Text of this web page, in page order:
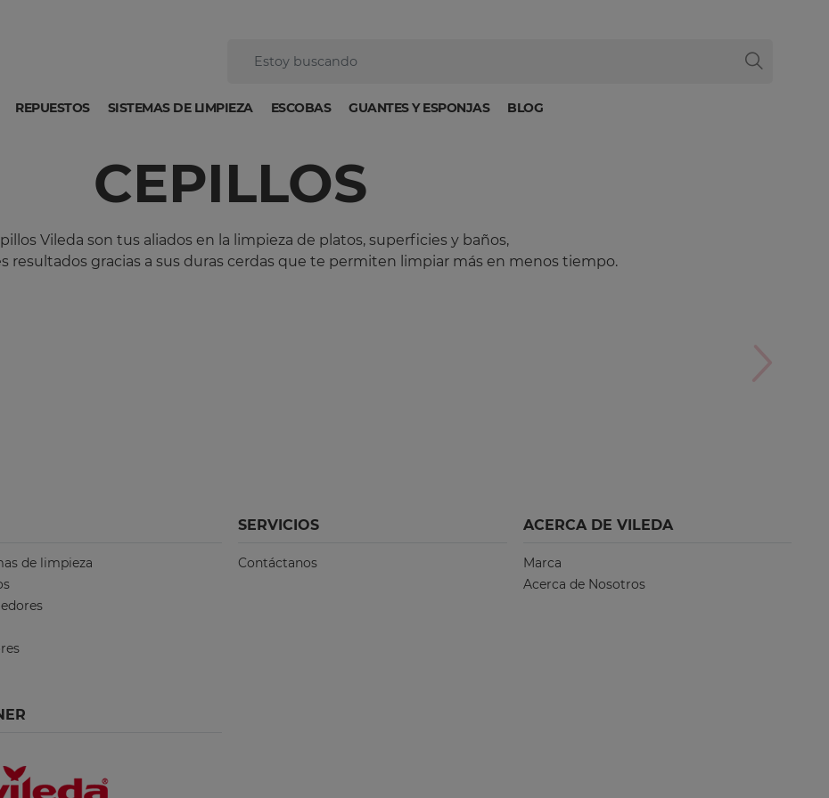
REPUESTOS SISTEMAS DE LIMPIEZA ESCOBAS GUANTES Y ESPONJAS BLOG
CEPILLOS
Vileda son tus aliados en la limpieza de platos, superficies y baños,
resultados gracias a sus duras cerdas que te permiten limpiar más en menos tiempo.
de limpieza
SERVICIOS
Contáctanos
ACERCA DE VILEDA
Marca
Acerca de Nosotros